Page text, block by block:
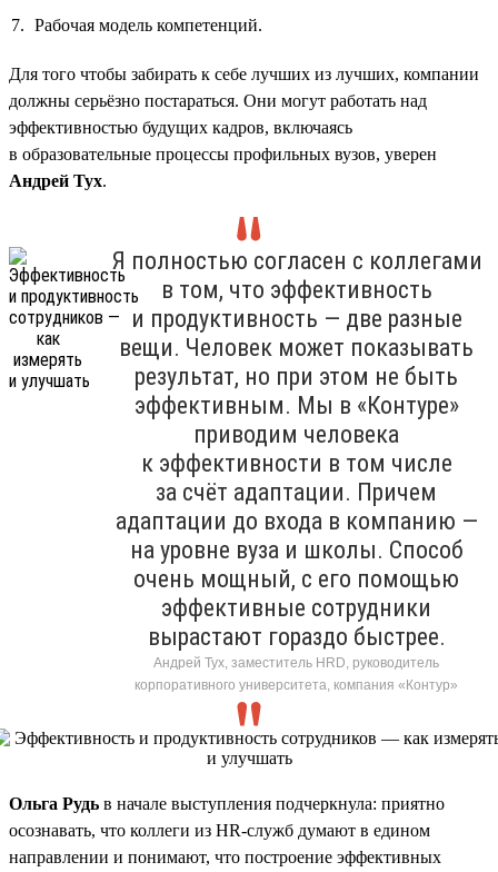
Рабочая модель компетенций.
Для того чтобы забирать к себе лучших из лучших, компании
должны серьёзно постараться. Они могут работать над
эффективностью будущих кадров, включаясь
в образовательные процессы профильных вузов, уверен
Андрей Тух.
Я полностью согласен с коллегами
в том, что эффективность
и продуктивность — две разные
вещи. Человек может показывать
результат, но при этом не быть
эффективным. Мы в «Контуре»
приводим человека
к эффективности в том числе
за счёт адаптации. Причем
адаптации до входа в компанию —
на уровне вуза и школы. Способ
очень мощный, с его помощью
эффективные сотрудники
вырастают гораздо быстрее.
Андрей Тух, заместитель HRD, руководитель
корпоративного университета, компания «Контур»
Ольга Рудь в начале выступления подчеркнула: приятно
осознавать, что коллеги из HR-служб думают в едином
направлении и понимают, что построение эффективных